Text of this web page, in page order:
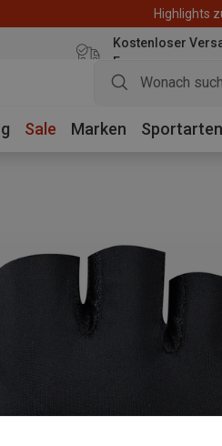
Highlights
Kostenloser
Euro
Sale Marken Sportarten